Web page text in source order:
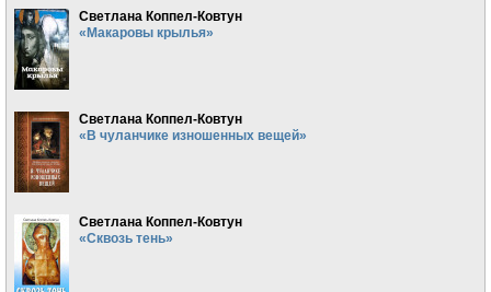
Светлана Коппел-Ковтун
«Макаровы крылья»
Светлана Коппел-Ковтун
«В чуланчике изношенных вещей»
Светлана Коппел-Ковтун
«Сквозь тень»